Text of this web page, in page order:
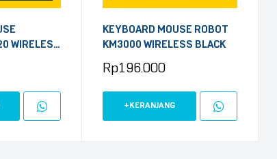
WIRELESS
KEYBOARD MOUSE ROBOT
KM3000 WIRELESS BLACK
Rp196.000
+KERANJANG